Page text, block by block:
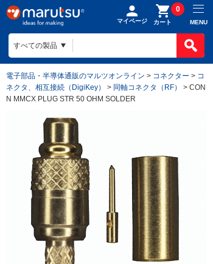
マイページ カート
0
MENU
電子部品・半導体通販のマルツオンライン > コネクター > コ
ネクタ、相互接続（DigiKey）
> 同軸コネクタ（RF）
> CON
N MMCX PLUG STR 50 OHM SOLDER